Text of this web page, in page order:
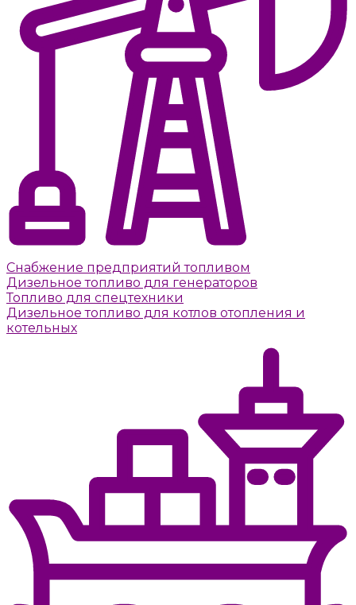
Снабжение предприятий топливом
Дизельное топливо для генераторов
Топливо для спецтехники
Дизельное топливо для котлов отопления и
котельных